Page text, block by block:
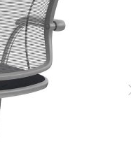
DIFFRIENT SMART